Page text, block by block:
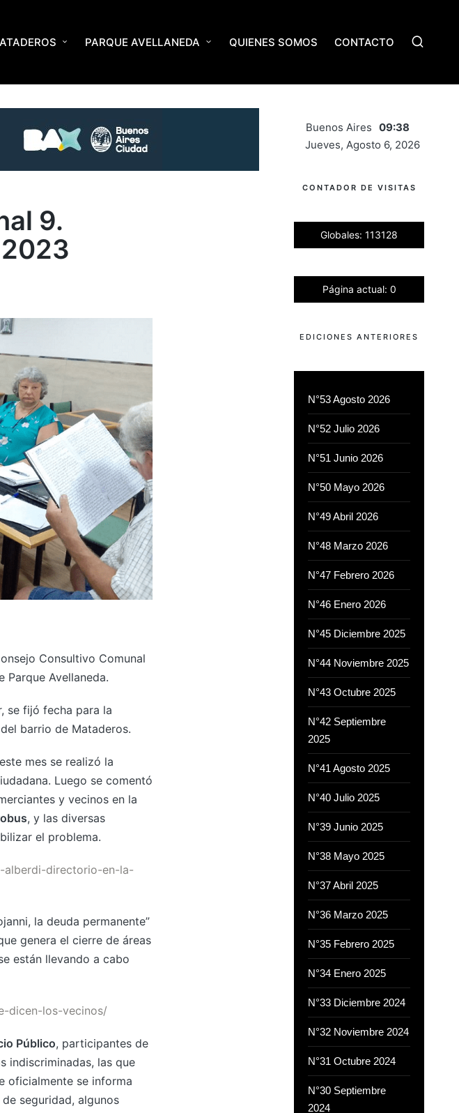
PARQUE AVELLANEDA QUIENES SOMOS CONTACTO
9.
Consultivo Comunal
Parque Avellaneda.
se fijó fecha para la
barrio de Mataderos.
mes se realizó la
Luego se comentó
y vecinos en la
, y las diversas
el problema.
alberdi-directorio-en-la-
la deuda permanente”
genera el cierre de áreas
están llevando a cabo
dicen-los-vecinos/
Público, participantes de
indiscriminadas, las que
oficialmente se informa
seguridad, algunos
Buenos Aires 09:38
Jueves, Agosto 6, 2026
CONTADOR DE VISITAS
Globales: 113128
Página actual: 0
EDICIONES ANTERIORES
N°53 Agosto 2026
N°52 Julio 2026
N°51 Junio 2026
N°50 Mayo 2026
N°49 Abril 2026
N°48 Marzo 2026
N°47 Febrero 2026
N°46 Enero 2026
N°45 Diciembre 2025
N°44 Noviembre 2025
N°43 Octubre 2025
N°42 Septiembre
2025
N°41 Agosto 2025
N°40 Julio 2025
N°39 Junio 2025
N°38 Mayo 2025
N°37 Abril 2025
N°36 Marzo 2025
N°35 Febrero 2025
N°34 Enero 2025
N°33 Diciembre 2024
N°32 Noviembre 2024
N°31 Octubre 2024
N°30 Septiembre
2024